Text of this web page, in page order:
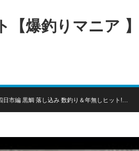
爆釣りマニア 】
日市編 黒鯛 落し込み 数釣り＆年無しヒット!…